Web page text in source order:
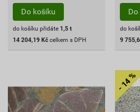
Do košíku
do košíku přidáte 1,5 t
14 204,19 Kč celkem s DPH
do
9